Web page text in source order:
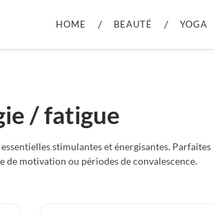
HOME BEAUTÉ YOGA
/ fatigue
stimulantes et énergisantes. Parfaites
de motivation ou périodes de convalescence.